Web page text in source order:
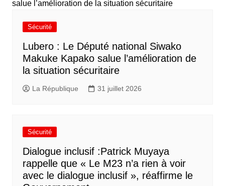
Sécurité
Lubero : Le Député national Siwako
Makuke Kapako salue l’amélioration de
la situation sécuritaire
La République 31 juillet 2026
Sécurité
Dialogue inclusif :Patrick Muyaya
rappelle que « Le M23 n’a rien à voir
avec le dialogue inclusif », réaffirme le